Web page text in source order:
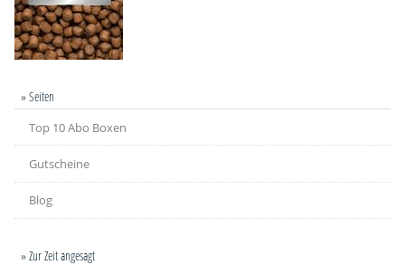
» Seiten
Top 10 Abo Boxen
Gutscheine
Blog
» Zur Zeit angesagt